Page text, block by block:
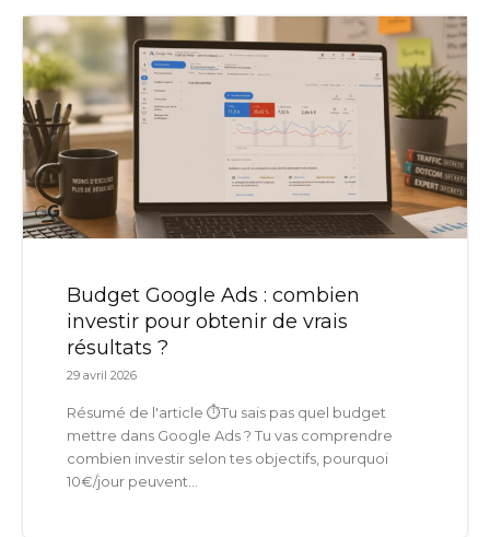
Budget Google Ads : combien
investir pour obtenir de vrais
résultats ?
29 avril 2026
Résumé de l'article ⏱️Tu sais pas quel budget
mettre dans Google Ads ? Tu vas comprendre
combien investir selon tes objectifs, pourquoi
10€/jour peuvent...